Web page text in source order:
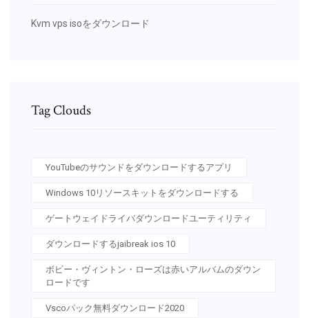
Kvm vps isoをダウンロード
Tag Clouds
YouTubeのサウンドをダウンロードするアプリ
Windows 10リソースキットをダウンロードする
ゲートウェイドライバダウンロードユーティリティ
ダウンロードするjaibreak ios 10
ボビー・ヴィントン・ローズは赤いアルバムのダウン
ロードです
Vscoパック無料ダウンロード2020